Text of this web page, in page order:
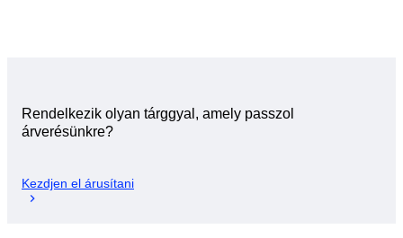
Rendelkezik olyan tárggyal, amely passzol
árverésünkre?
Kezdjen el árusítani